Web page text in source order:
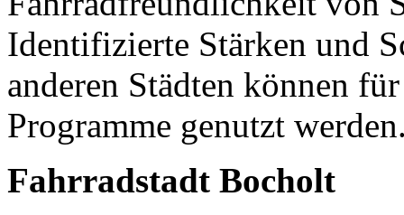
Identifizierte Stärken und
anderen Städten können
Programme genutzt
Fahrradstadt Bocholt